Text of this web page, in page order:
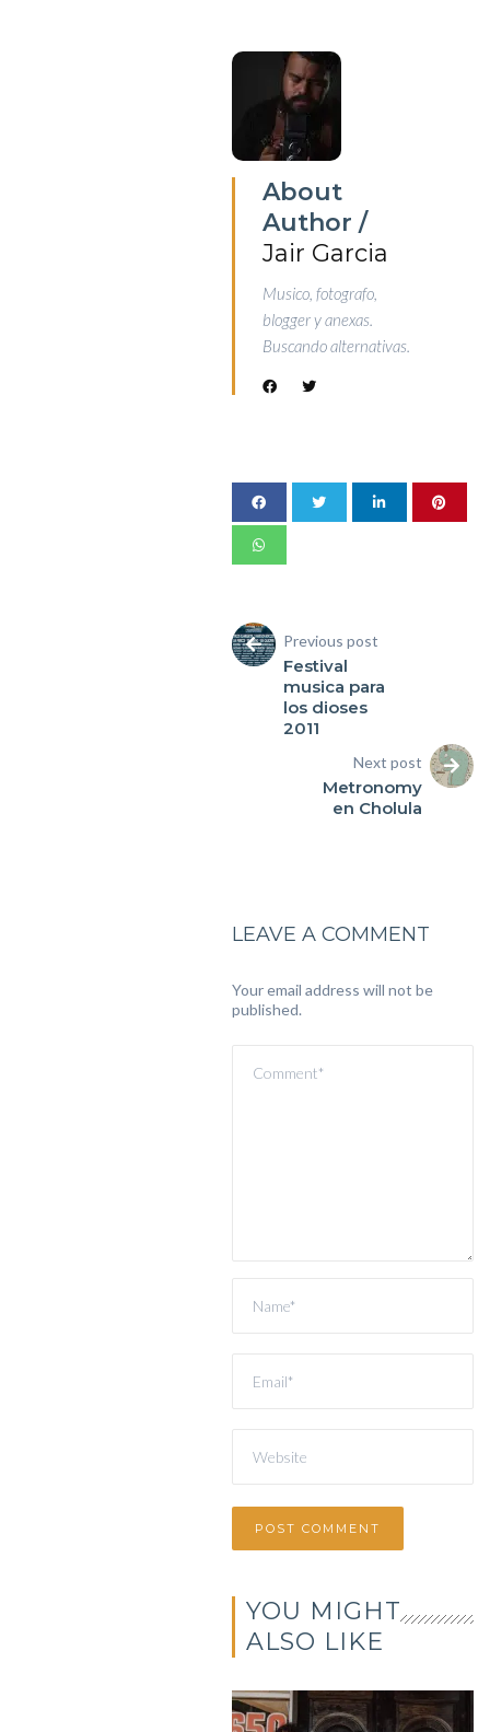
About
Author /
Jair Garcia
Musico, fotografo,
blogger y anexas.
Buscando alternativas.
Previous post
Festival
musica para
los dioses
2011
Next post
Metronomy
en Cholula
LEAVE A COMMENT
Your email address will not be
published.
YOU MIGHT
ALSO LIKE